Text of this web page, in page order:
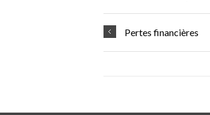
Pertes financières